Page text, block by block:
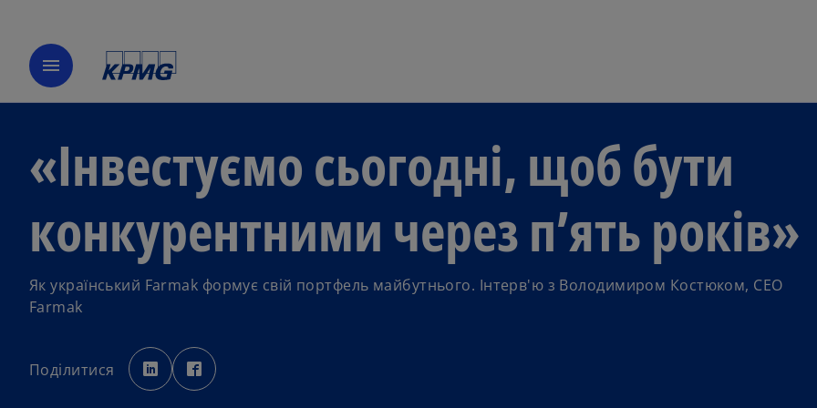
menu
«Інвестуємо сьогодні, щоб бути
конкурентними через п’ять років»
Як український Farmak формує свій портфель майбутнього. Інтерв'ю з Володимиром Костюком, СЕО
Farmak
Поділитися
o
p
e
n
p
e